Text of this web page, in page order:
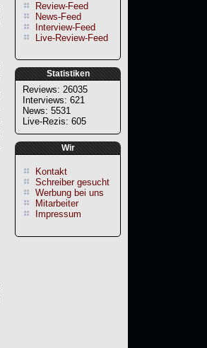
Review-Feed
News-Feed
Interview-Feed
Live-Review-Feed
Statistiken
Reviews: 26035
Interviews: 621
News: 5531
Live-Rezis: 605
Wir
Kontakt
Schreiber gesucht
Werbung bei uns
Mitarbeiter
Impressum